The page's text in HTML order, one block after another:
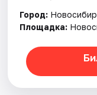
Город:
Площадка: